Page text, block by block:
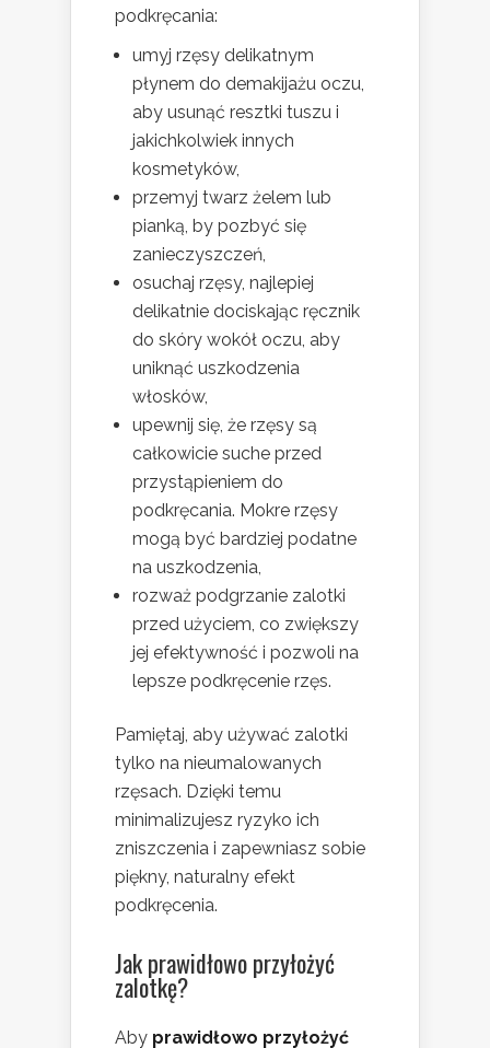
podkręcania:
umyj rzęsy delikatnym
płynem do demakijażu oczu,
aby usunąć resztki tuszu i
jakichkolwiek innych
kosmetyków,
przemyj twarz żelem lub
pianką, by pozbyć się
zanieczyszczeń,
osuchaj rzęsy, najlepiej
delikatnie dociskając ręcznik
do skóry wokół oczu, aby
uniknąć uszkodzenia
włosków,
upewnij się, że rzęsy są
całkowicie suche przed
przystąpieniem do
podkręcania. Mokre rzęsy
mogą być bardziej podatne
na uszkodzenia,
rozważ podgrzanie zalotki
przed użyciem, co zwiększy
jej efektywność i pozwoli na
lepsze podkręcenie rzęs.
Pamiętaj, aby używać zalotki
tylko na nieumalowanych
rzęsach. Dzięki temu
minimalizujesz ryzyko ich
zniszczenia i zapewniasz sobie
piękny, naturalny efekt
podkręcenia.
Jak prawidłowo przyłożyć
zalotkę?
Aby prawidłowo przyłożyć